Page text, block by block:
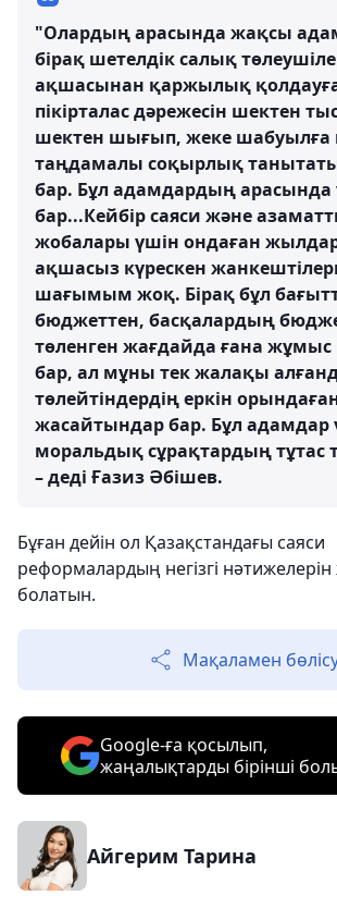
"Олардың арасында жақсы
бірақ шетелдік салық
ақшасынан қаржылық
пікірталас дәрежесін шектен
шектен шығып, жеке шабуылға
таңдамалы соқырлық
бар. Бұл адамдардың арасында
бар...Кейбір саяси және
жобалары үшін ондаған
ақшасыз күрескен
шағымым жоқ. Бірақ бұл
бюджеттен, басқалардың
төленген жағдайда ғана жұмыс
бар, ал мұны тек жалақы
төлейтіндердің еркін
жасайтындар бар. Бұл адамдар
моральдық сұрақтардың тұтас
– деді Ғазиз Әбішев.
Бұған дейін ол Қазақстандағы саяси
реформалардың негізгі
болатын.
Мақаламен
Google-ға қосылып,
жаңалықтарды бірінші
Айгерим Тарина